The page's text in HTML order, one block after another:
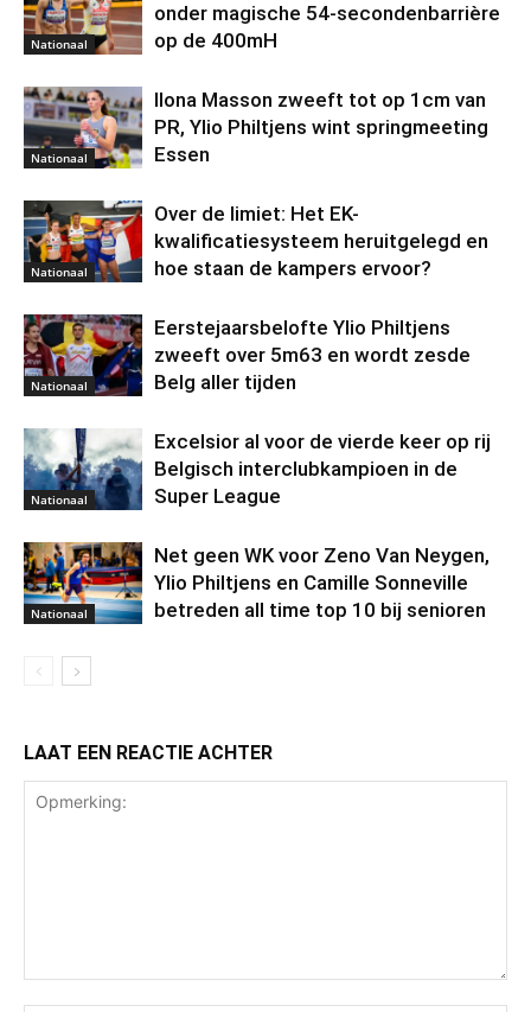
Nationaal
onder magische 54-secondenbarrière
op de 400mH
Nationaal
Ilona Masson zweeft tot op 1cm van
PR, Ylio Philtjens wint springmeeting
Essen
Nationaal
Over de limiet: Het EK-
kwalificatiesysteem heruitgelegd en
hoe staan de kampers ervoor?
Nationaal
Eerstejaarsbelofte Ylio Philtjens
zweeft over 5m63 en wordt zesde
Belg aller tijden
Nationaal
Excelsior al voor de vierde keer op rij
Belgisch interclubkampioen in de
Super League
Nationaal
Net geen WK voor Zeno Van Neygen,
Ylio Philtjens en Camille Sonneville
betreden all time top 10 bij senioren
LAAT EEN REACTIE ACHTER